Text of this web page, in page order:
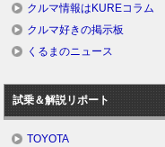
クルマ情報はKUREコラム
クルマ好きの掲示板
くるまのニュース
試乗＆解説リポート
TOYOTA